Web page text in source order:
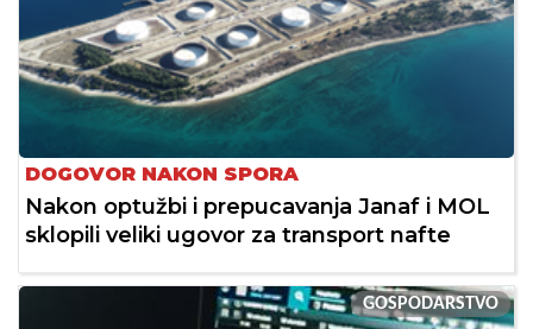
DOGOVOR NAKON SPORA
Nakon optužbi i prepucavanja Janaf i MOL
sklopili veliki ugovor za transport nafte
GOSPODARSTVO